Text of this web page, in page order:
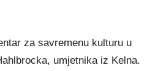
za savremenu kulturu u
umjetnika iz Kelna.